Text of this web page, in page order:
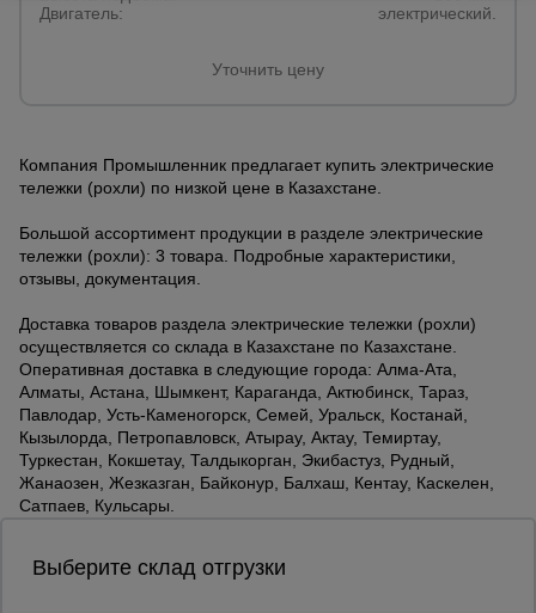
Двигатель:
электрический.
Уточнить цену
Компания Промышленник предлагает купить электрические
тележки (рохли) по низкой цене в Казахстане.
Большой ассортимент продукции в разделе электрические
тележки (рохли): 3 товара. Подробные характеристики,
отзывы, документация.
Доставка товаров раздела электрические тележки (рохли)
осуществляется со склада в Казахстане по Казахстане.
Оперативная доставка в следующие города: Алма-Ата,
Алматы, Астана, Шымкент, Караганда, Актюбинск, Тараз,
Павлодар, Усть-Каменогорск, Семей, Уральск, Костанай,
Кызылорда, Петропавловск, Атырау, Актау, Темиртау,
Туркестан, Кокшетау, Талдыкорган, Экибастуз, Рудный,
Жанаозен, Жезказган, Байконур, Балхаш, Кентау, Каскелен,
Сатпаев, Кульсары.
Выберите склад отгрузки